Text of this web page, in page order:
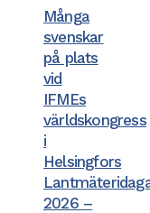
Många
svenskar
på plats
vid
IFMEs
världskongress
i
Helsingfors
2026 –